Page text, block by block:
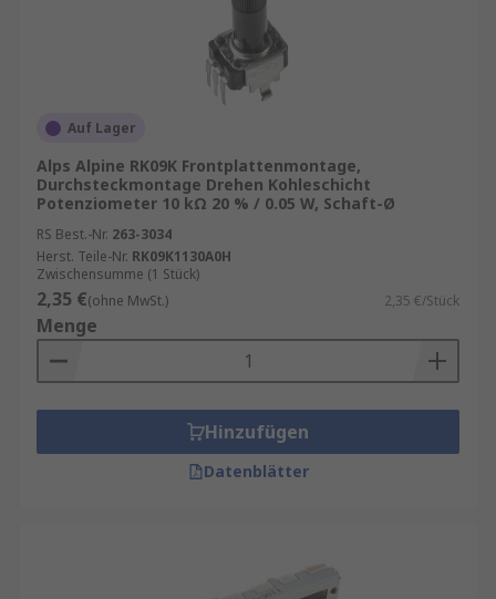
Auf Lager
Alps Alpine RK09K Frontplattenmontage,
Durchsteckmontage Drehen Kohleschicht
Potenziometer 10 kΩ 20 % / 0.05 W, Schaft-Ø
RS Best.-Nr. 263-3034
Herst. Teile-Nr. RK09K1130A0H
Zwischensumme (1 Stück)
2,35 €(ohne MwSt.) 2,35 €/Stück
Menge
Hinzufügen
Datenblätter